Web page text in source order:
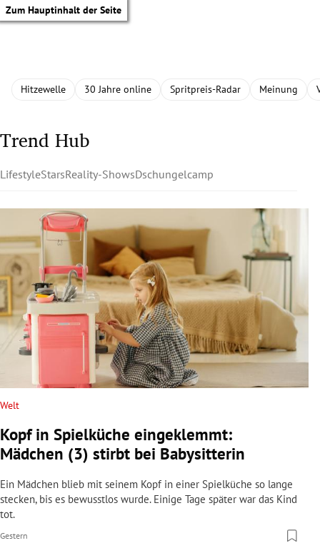
Zum Hauptinhalt der Seite
Untermenü
Untermenü
Untermenü
Untermenü
Untermenü
Untermenü
Hitzewelle 30 Jahre online Spritpreis-Radar Meinung
Trend Hub
LifestyleStarsReality-ShowsDschungelcamp
Welt
Kopf in Spielküche eingeklemmt:
Mädchen (3) stirbt bei Babysitterin
Ein Mädchen blieb mit seinem Kopf in einer Spielküche so lange
stecken, bis es bewusstlos wurde. Einige Tage später war das Kind
tot.
Gestern